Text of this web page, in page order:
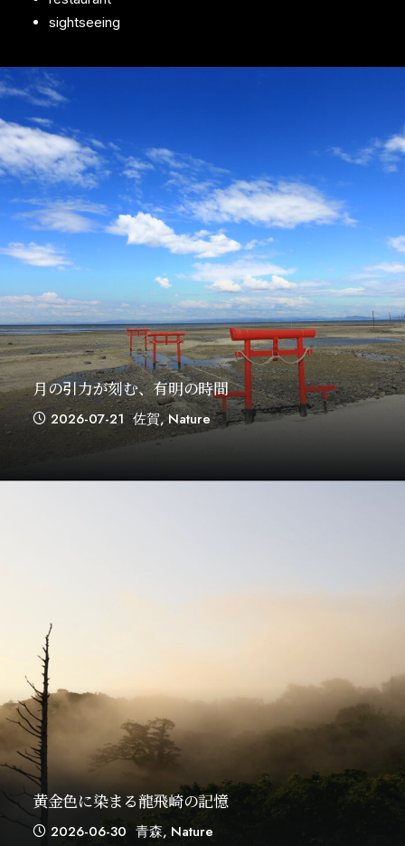
sightseeing
月の引力が刻む、有明の時間
2026-07-21 佐賀,Nature
黄金色に染まる龍飛崎の記憶
2026-06-30 青森, Nature